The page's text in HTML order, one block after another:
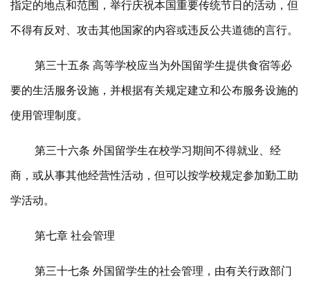
指定的地点和范围，举行庆祝本国重要传统节日的活动，但
不得有反对、攻击其他国家的内容或违反公共道德的言行。
第三十五条 高等学校应当为外国留学生提供食宿等必
要的生活服务设施，并根据有关规定建立和公布服务设施的
使用管理制度。
第三十六条 外国留学生在校学习期间不得就业、经
商，或从事其他经营性活动，但可以按学校规定参加勤工助
学活动。
第七章 社会管理
第三十七条 外国留学生的社会管理，由有关行政部门